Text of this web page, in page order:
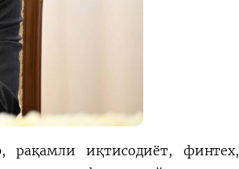
рақамли иқтисодиёт, финтех,